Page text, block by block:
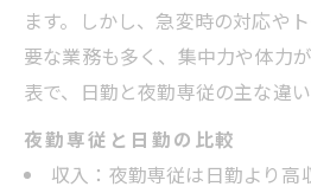
夜勤専従勤務の実情と柔
夜勤専従という働き方
ターン比較表
夜勤専従という働き方
務スタイル
ます。しかし、急変時の対応や
要な業務も多く、集中力や体力
表で、日勤と夜勤専従の主な違い
夜勤専従と日勤の比較
収入：夜勤専従は日勤より高